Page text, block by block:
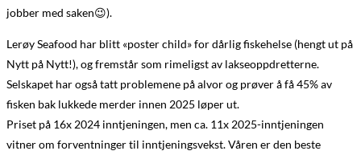
jobber med saken😉).
Lerøy Seafood har blitt «poster child» for dårlig fiskehelse (hengt ut på
Nytt på Nytt!), og fremstår som rimeligst av lakseoppdretterne.
Selskapet har også tatt problemene på alvor og prøver å få 45% av
fisken bak lukkede merder innen 2025 løper ut.
Priset på 16x 2024 inntjeningen, men ca. 11x 2025-inntjeningen
vitner om forventninger til inntjeningsvekst. Våren er den beste